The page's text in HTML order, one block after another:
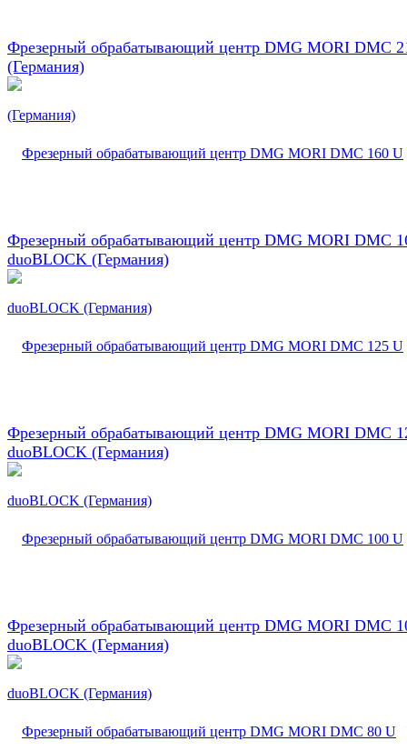
Фрезерный обрабатывающий центр DMG MORI DMC
(Германия)
Фрезерный обрабатывающий центр DMG MORI DMC
duoBLOCK (Германия)
Фрезерный обрабатывающий центр DMG MORI DMC
duoBLOCK (Германия)
Фрезерный обрабатывающий центр DMG MORI DMC
duoBLOCK (Германия)